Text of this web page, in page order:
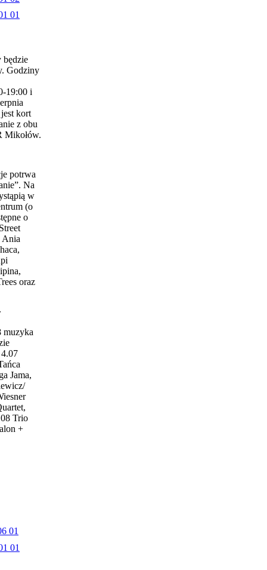
będzie
Godziny
19:00 i
kort
z obu
Mikołów.
potrwa
Na
w
(o
o
Ania
oraz
muzyka
Jama,
Trio
+